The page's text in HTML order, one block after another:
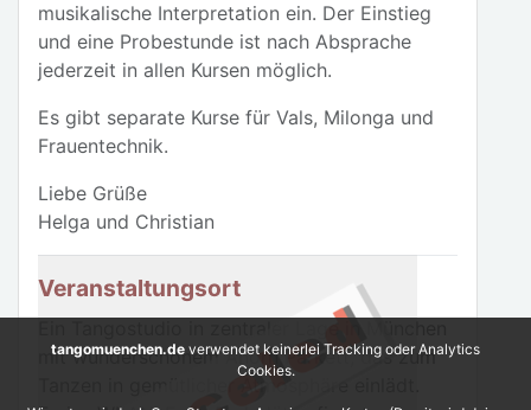
musikalische Interpretation ein. Der Einstieg
und eine Probestunde ist nach Absprache
jederzeit in allen Kursen möglich.
Es gibt separate Kurse für Vals, Milonga und
Frauentechnik.
Liebe Grüße
Helga und Christian
Veranstaltungsort
mit wunderschönem Ahorn Parkett, das zum
tangomuenchen.de verwendet keinerlei Tracking oder Analytics
Cookies.